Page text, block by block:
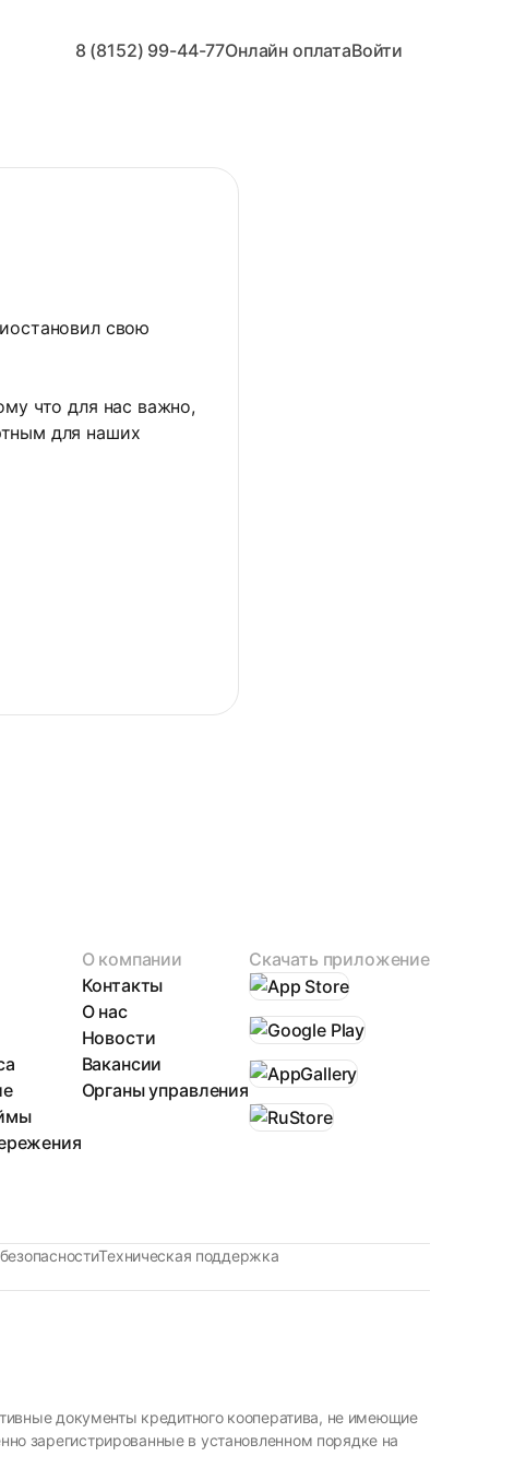
8 (8152) 99-44-77Онлайн оплатаВойти
свою
что для нас важно,
для наших
О компании
Контакты
О нас
Новости
Вакансии
Органы управления
Скачать приложение
Техническая поддержка
документы кредитного кооператива, не имеющие
зарегистрированные в установленном порядке на